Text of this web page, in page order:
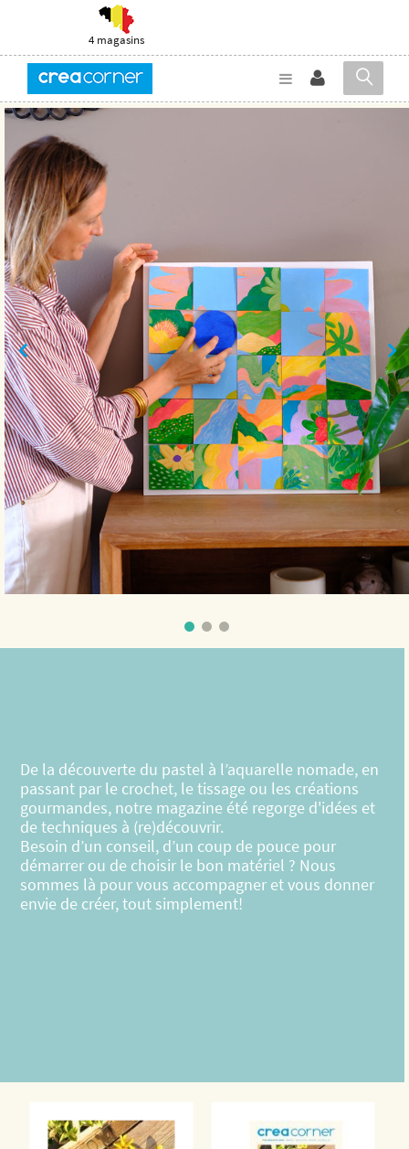
4 magasins
De la découverte du pastel à l’aquarelle nomade, en
passant par le crochet, le tissage ou les créations
gourmandes, notre magazine été regorge d'idées et
de techniques à (re)découvrir.
Besoin d’un conseil, d’un coup de pouce pour
démarrer ou de choisir le bon matériel ? Nous
sommes là pour vous accompagner et vous donner
envie de créer, tout simplement!